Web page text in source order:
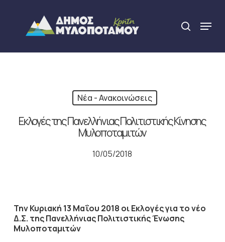
content
search
Menu
Νέα - Ανακοινώσεις
Εκλογές της Πανελλήνιας Πολιτιστικής Κίνησης
Μυλοποταμιτών
10/05/2018
Την Κυριακή 13 Μαΐου 2018 οι Εκλογές για το νέο
Δ.Σ. της Πανελλήνιας Πολιτιστικής Ένωσης
Μυλοποταμιτών
Close